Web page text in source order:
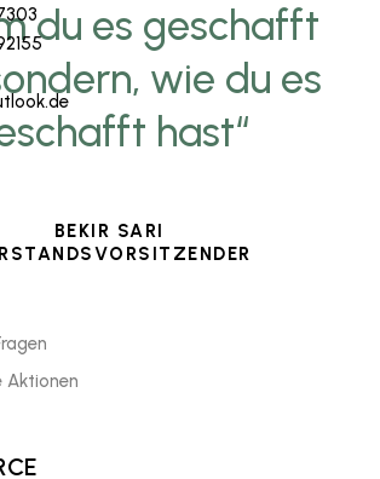
du es geschafft
wie du es
hast“
BEKIR SARI
Aktionen